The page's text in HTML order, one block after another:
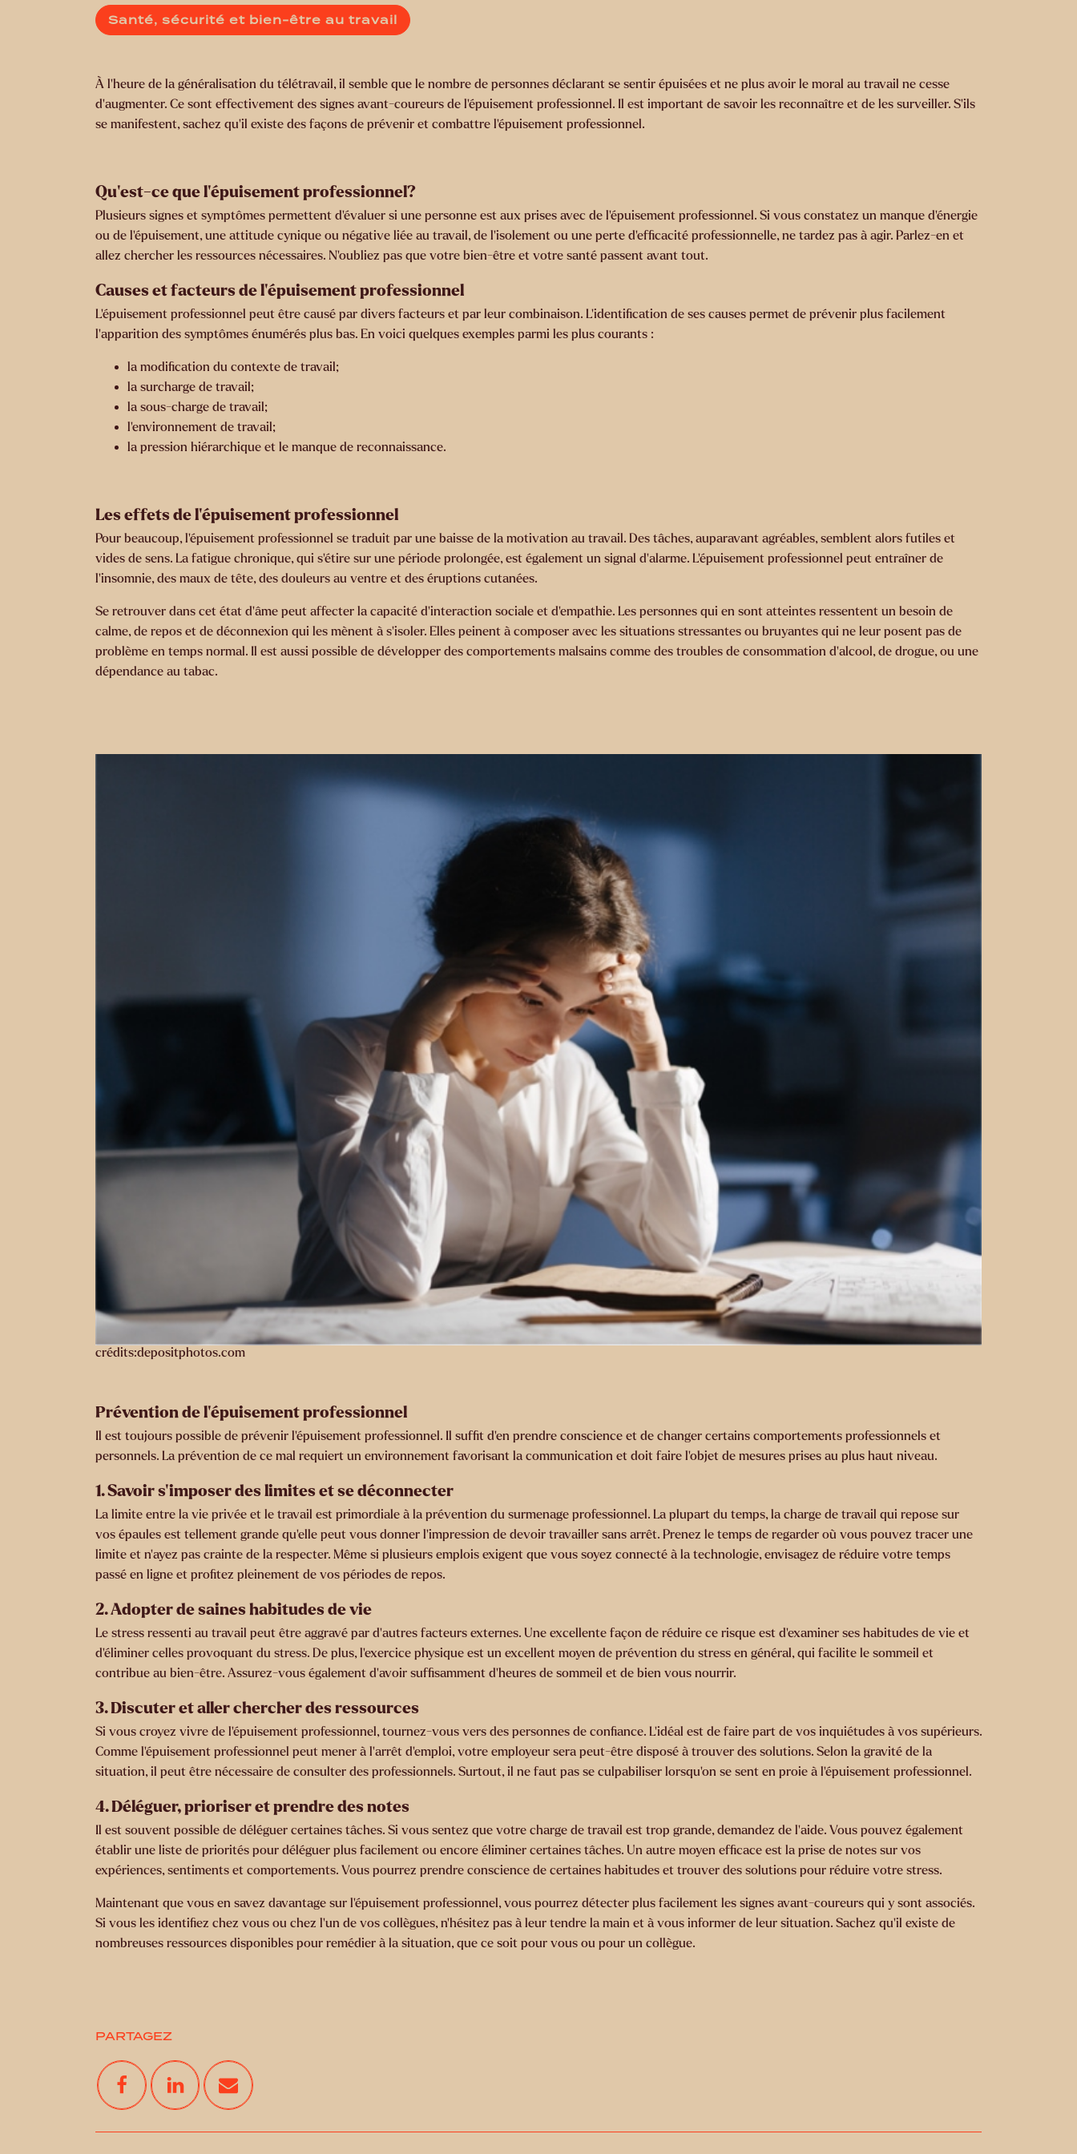
Santé, sécurité et bien-être au travail
À l’heure de la généralisation du télétravail, il semble que le nombre de personnes déclarant se sentir épuisées et ne plus avoir le moral au travail ne cesse
d’augmenter. Ce sont effectivement des signes avant-coureurs de l’épuisement professionnel. Il est important de savoir les reconnaître et de les surveiller. S’ils
se manifestent, sachez qu’il existe des façons de prévenir et combattre l’épuisement professionnel.
Qu’est-ce que l’épuisement professionnel?
Plusieurs signes et symptômes permettent d’évaluer si une personne est aux prises avec de l’épuisement professionnel. Si vous constatez un manque d’énergie
ou de l’épuisement, une attitude cynique ou négative liée au travail, de l’isolement ou une perte d’efficacité professionnelle, ne tardez pas à agir. Parlez-en et
allez chercher les ressources nécessaires. N’oubliez pas que votre bien-être et votre santé passent avant tout.
Causes et facteurs de l’épuisement professionnel
L’épuisement professionnel peut être causé par divers facteurs et par leur combinaison. L’identification de ses causes permet de prévenir plus facilement
l’apparition des symptômes énumérés plus bas. En voici quelques exemples parmi les plus courants :
la modification du contexte de travail;
la surcharge de travail;
la sous-charge de travail;
l’environnement de travail;
la pression hiérarchique et le manque de reconnaissance.
Les effets de l’épuisement professionnel
Pour beaucoup, l’épuisement professionnel se traduit par une baisse de la motivation au travail. Des tâches, auparavant agréables, semblent alors futiles et
vides de sens. La fatigue chronique, qui s’étire sur une période prolongée, est également un signal d’alarme. L’épuisement professionnel peut entraîner de
l’insomnie, des maux de tête, des douleurs au ventre et des éruptions cutanées.
Se retrouver dans cet état d’âme peut affecter la capacité d’interaction sociale et d’empathie. Les personnes qui en sont atteintes ressentent un besoin de
calme, de repos et de déconnexion qui les mènent à s’isoler. Elles peinent à composer avec les situations stressantes ou bruyantes qui ne leur posent pas de
problème en temps normal. Il est aussi possible de développer des comportements malsains comme des troubles de consommation d’alcool, de drogue, ou une
dépendance au tabac.
crédits:depositphotos.com
Prévention de l’épuisement professionnel
Il est toujours possible de prévenir l’épuisement professionnel. Il suffit d’en prendre conscience et de changer certains comportements professionnels et
personnels. La prévention de ce mal requiert un environnement favorisant la communication et doit faire l’objet de mesures prises au plus haut niveau.
1. Savoir s’imposer des limites et se déconnecter
La limite entre la vie privée et le travail est primordiale à la prévention du surmenage professionnel. La plupart du temps, la charge de travail qui repose sur
vos épaules est tellement grande qu’elle peut vous donner l’impression de devoir travailler sans arrêt. Prenez le temps de regarder où vous pouvez tracer une
limite et n’ayez pas crainte de la respecter. Même si plusieurs emplois exigent que vous soyez connecté à la technologie, envisagez de réduire votre temps
passé en ligne et profitez pleinement de vos périodes de repos.
2. Adopter de saines habitudes de vie
Le stress ressenti au travail peut être aggravé par d’autres facteurs externes. Une excellente façon de réduire ce risque est d’examiner ses habitudes de vie et
d’éliminer celles provoquant du stress. De plus, l’exercice physique est un excellent moyen de prévention du stress en général, qui facilite le sommeil et
contribue au bien-être. Assurez-vous également d’avoir suffisamment d’heures de sommeil et de bien vous nourrir.
3. Discuter et aller chercher des ressources
Si vous croyez vivre de l’épuisement professionnel, tournez-vous vers des personnes de confiance. L’idéal est de faire part de vos inquiétudes à vos supérieurs.
Comme l’épuisement professionnel peut mener à l’arrêt d’emploi, votre employeur sera peut-être disposé à trouver des solutions. Selon la gravité de la
situation, il peut être nécessaire de consulter des professionnels. Surtout, il ne faut pas se culpabiliser lorsqu’on se sent en proie à l’épuisement professionnel.
4. Déléguer, prioriser et prendre des notes
Il est souvent possible de déléguer certaines tâches. Si vous sentez que votre charge de travail est trop grande, demandez de l’aide. Vous pouvez également
établir une liste de priorités pour déléguer plus facilement ou encore éliminer certaines tâches. Un autre moyen efficace est la prise de notes sur vos
expériences, sentiments et comportements. Vous pourrez prendre conscience de certaines habitudes et trouver des solutions pour réduire votre stress.
Maintenant que vous en savez davantage sur l’épuisement professionnel, vous pourrez détecter plus facilement les signes avant-coureurs qui y sont associés.
Si vous les identifiez chez vous ou chez l’un de vos collègues, n’hésitez pas à leur tendre la main et à vous informer de leur situation. Sachez qu’il existe de
nombreuses ressources disponibles pour remédier à la situation, que ce soit pour vous ou pour un collègue.
PARTAGEZ